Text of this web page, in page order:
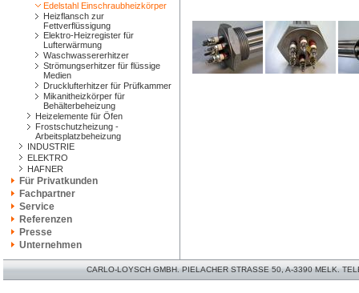
Edelstahl Einschraubheizkörper
Heizflansch zur
Fettverflüssigung
Elektro-Heizregister für
Lufterwärmung
Waschwassererhitzer
Strömungserhitzer für flüssige
Medien
Drucklufterhitzer für Prüfkammer
Mikanitheizkörper für
Behälterbeheizung
Heizelemente für Öfen
Frostschutzheizung -
Arbeitsplatzbeheizung
INDUSTRIE
ELEKTRO
HAFNER
Für Privatkunden
Fachpartner
Service
Referenzen
Presse
Unternehmen
CARLO-LOYSCH GMBH. PIELACHER STRASSE 50, A-3390 MELK.